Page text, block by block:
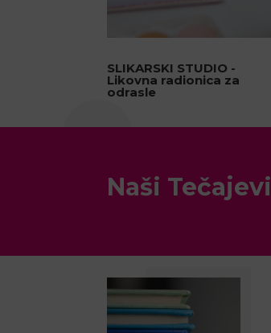
SLIKARSKI STUDIO -
Likovna radionica za
odrasle
Naši Tečajevi